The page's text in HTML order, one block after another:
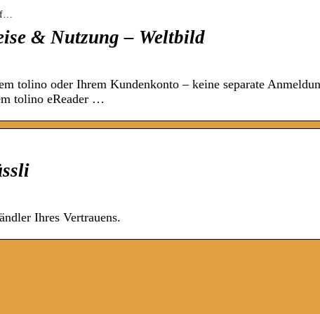
f…
& Nutzung – Weltbild
tolino oder Ihrem Kundenkonto – keine separate
tolino eReader …
Ihres Vertrauens.